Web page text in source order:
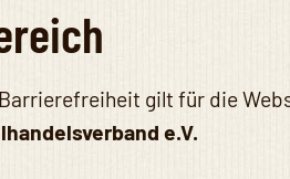
gilt für die
e.V.